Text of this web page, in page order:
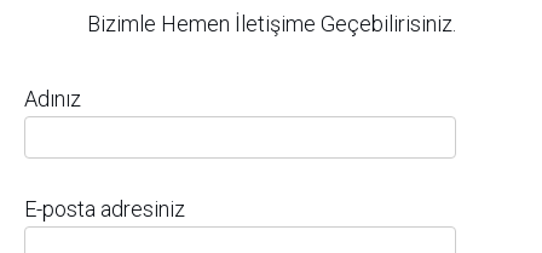
Bizimle Hemen İletişime Geçebilirisiniz.
Adınız
E-posta adresiniz